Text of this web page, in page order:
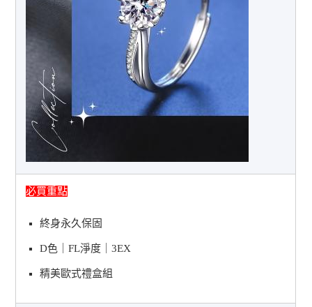
必買重點
終身永久保固
D色｜FL淨度｜3EX
精美歐式禮盒組